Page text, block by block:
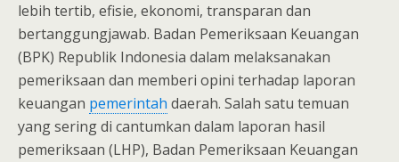
lebih tertib, efisie, ekonomi, transparan dan
bertanggungjawab. Badan Pemeriksaan Keuangan
(BPK) Republik Indonesia dalam melaksanakan
pemeriksaan dan memberi opini terhadap laporan
keuangan pemerintah daerah. Salah satu temuan
yang sering di cantumkan dalam laporan hasil
pemeriksaan (LHP), Badan Pemeriksaan Keuangan